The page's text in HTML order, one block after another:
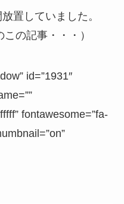
置していました。
の記事・・・）
id=”1931″
fontawesome=”fa-